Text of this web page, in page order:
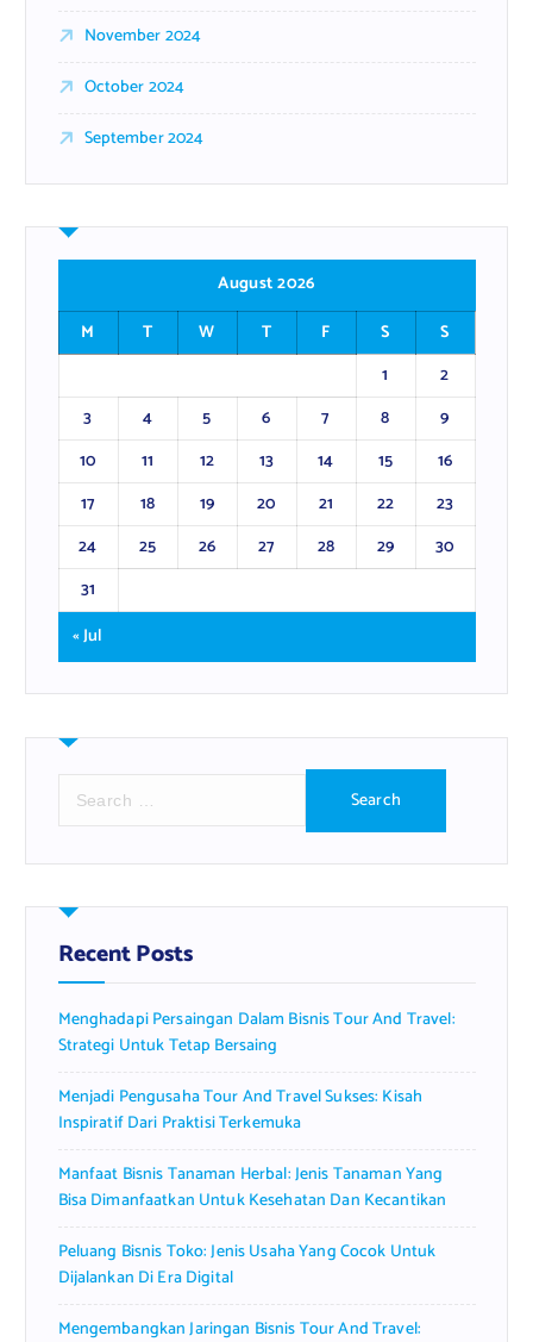
November 2024
October 2024
September 2024
August 2026
M
T W T F S
S
1
2
3
4 5 6 7 8
9
10
11 12 13 14 15
16
17
18 19 20 21 22
23
24
25 26 27 28 29
30
31
« Jul
r
h
f
o
:
Recent Posts
Menghadapi Persaingan Dalam Bisnis Tour And Travel:
Strategi Untuk Tetap Bersaing
Menjadi Pengusaha Tour And Travel Sukses: Kisah
Inspiratif Dari Praktisi Terkemuka
Manfaat Bisnis Tanaman Herbal: Jenis Tanaman Yang
Bisa Dimanfaatkan Untuk Kesehatan Dan Kecantikan
Peluang Bisnis Toko: Jenis Usaha Yang Cocok Untuk
Dijalankan Di Era Digital
Mengembangkan Jaringan Bisnis Tour And Travel: